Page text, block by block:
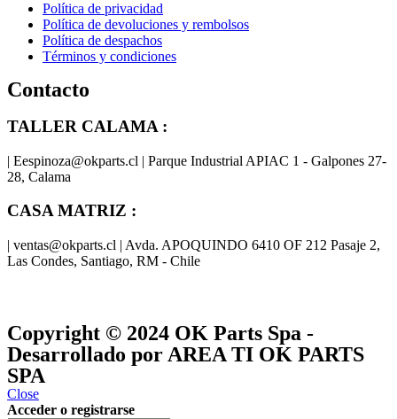
Política de privacidad
Política de devoluciones y rembolsos
Política de despachos
Términos y condiciones
Contacto
TALLER CALAMA :
| Eespinoza@okparts.cl | Parque Industrial APIAC 1 - Galpones 27-
28, Calama
CASA MATRIZ :
| ventas@okparts.cl | Avda. APOQUINDO 6410 OF 212 Pasaje 2,
Las Condes, Santiago, RM - Chile
Copyright © 2024 OK Parts Spa -
Desarrollado por AREA TI OK PARTS
SPA
Close
Acceder o registrarse